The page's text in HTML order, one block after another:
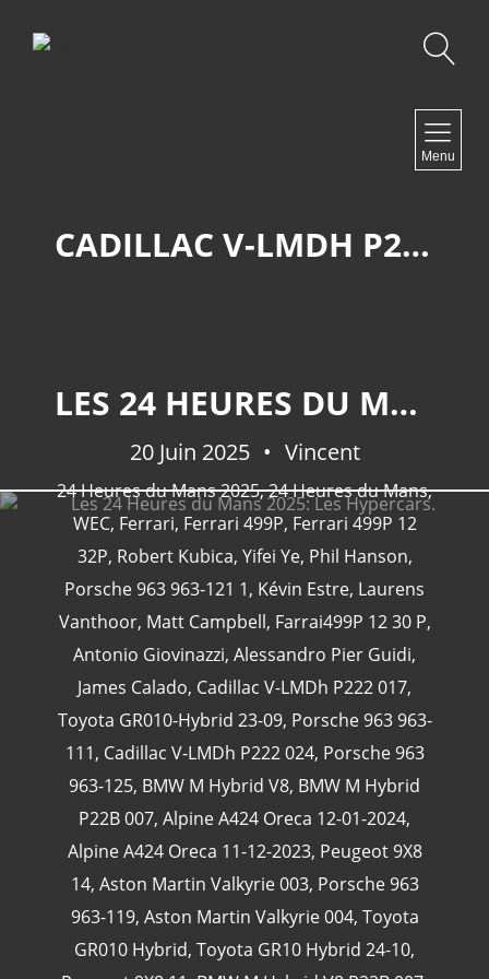
Menu
CADILLAC V-LMDH P222 017
LES 24 HEURES DU MANS 2025: LES HYPERCARS.
20 Juin 2025 Vincent
24 Heures du Mans 2025,24 Heures du Mans,
WEC, Ferrari, Ferrari 499P, Ferrari 499P 12
32P, Robert Kubica, Yifei Ye, Phil Hanson,
Porsche 963 963-121 1, Kévin Estre, Laurens
Vanthoor, Matt Campbell, Farrai499P 12 30 P,
Antonio Giovinazzi, Alessandro Pier Guidi,
James Calado, Cadillac V-LMDh P222 017,
Toyota GR010-Hybrid 23-09, Porsche 963 963-
111, Cadillac V-LMDh P222 024, Porsche 963
963-125, BMW M Hybrid V8, BMW M Hybrid
P22B 007, Alpine A424 Oreca 12-01-2024,
Alpine A424 Oreca 11-12-2023, Peugeot 9X8
14, Aston Martin Valkyrie 003, Porsche 963
963-119, Aston Martin Valkyrie 004, Toyota
GR010 Hybrid, Toyota GR10 Hybrid 24-10,
CATÉGORIES
24 Heures Du Mans 1963
(5)